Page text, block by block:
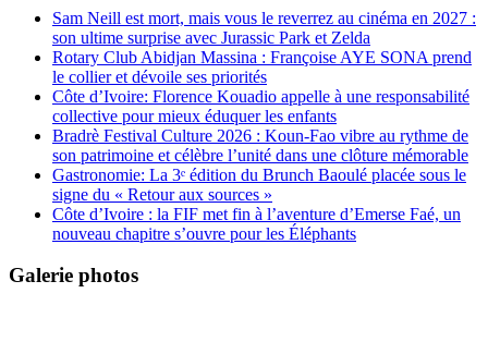
Sam Neill est mort, mais vous le reverrez au cinéma en 2027 :
son ultime surprise avec Jurassic Park et Zelda
Rotary Club Abidjan Massina : Françoise AYE SONA prend
le collier et dévoile ses priorités
Côte d’Ivoire: Florence Kouadio appelle à une responsabilité
collective pour mieux éduquer les enfants
Bradrè Festival Culture 2026 : Koun-Fao vibre au rythme de
son patrimoine et célèbre l’unité dans une clôture mémorable
Gastronomie: La 3ᵉ édition du Brunch Baoulé placée sous le
signe du « Retour aux sources »
Côte d’Ivoire : la FIF met fin à l’aventure d’Emerse Faé, un
nouveau chapitre s’ouvre pour les Éléphants
Galerie photos